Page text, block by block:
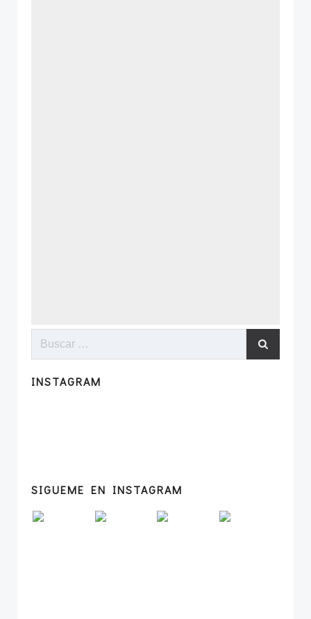
Buscar:
INSTAGRAM
SIGUEME EN INSTAGRAM